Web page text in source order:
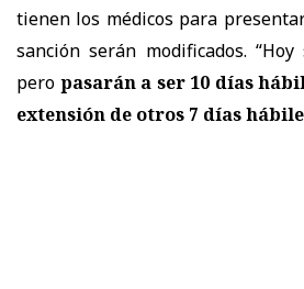
tienen los médicos para
sanción serán modificados.
pero pasarán a ser 10 días
extensión de otros 7 días